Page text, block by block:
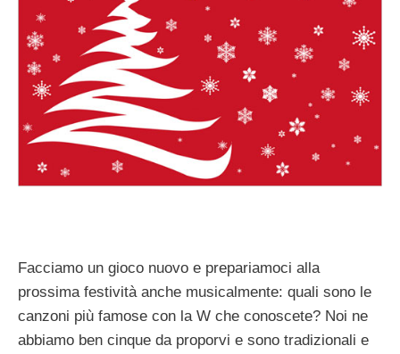
Facciamo un gioco nuovo e prepariamoci alla
prossima festività anche musicalmente: quali sono le
canzoni più famose con la W che conoscete? Noi ne
abbiamo ben cinque da proporvi e sono tradizionali e